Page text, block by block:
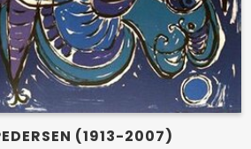
(1913-2007)